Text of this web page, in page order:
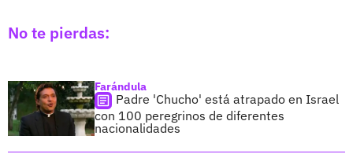
No te pierdas:
Farándula
Padre 'Chucho' está atrapado en Israel
con 100 peregrinos de diferentes
nacionalidades